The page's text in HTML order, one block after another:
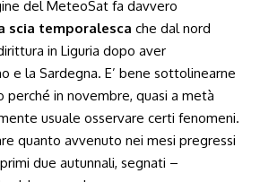
del MeteoSat fa davvero
scia temporalesca che dal nord
in Liguria dopo aver
e la Sardegna. E’ bene sottolinearne
perché in novembre, quasi a metà
usuale osservare certi fenomeni.
quanto avvenuto nei mesi pregressi
due autunnali, segnati –